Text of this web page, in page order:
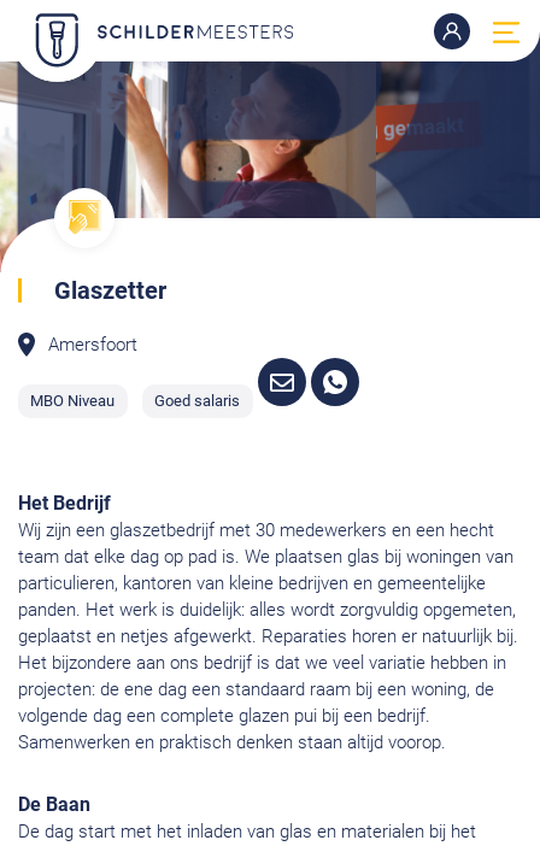
Glaszetter
Amersfoort
MBO Niveau Goed salaris
Het Bedrijf
Wij zijn een glaszetbedrijf met 30 medewerkers en een hecht
team dat elke dag op pad is. We plaatsen glas bij woningen van
particulieren, kantoren van kleine bedrijven en gemeentelijke
panden. Het werk is duidelijk: alles wordt zorgvuldig opgemeten,
geplaatst en netjes afgewerkt. Reparaties horen er natuurlijk bij.
Het bijzondere aan ons bedrijf is dat we veel variatie hebben in
projecten: de ene dag een standaard raam bij een woning, de
volgende dag een complete glazen pui bij een bedrijf.
Samenwerken en praktisch denken staan altijd voorop.
De Baan
De dag start met het inladen van glas en materialen bij het